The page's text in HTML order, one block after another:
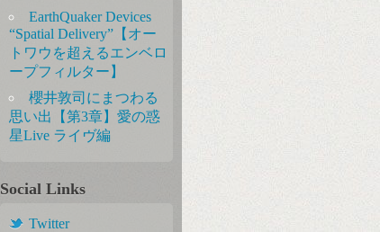
EarthQuaker Devices
“Spatial Delivery”【オー
トワウを超えるエンベロ
ープフィルター】
櫻井敦司にまつわる
思い出【第3章】愛の惑
星Live ライヴ編
Social Links
Twitter